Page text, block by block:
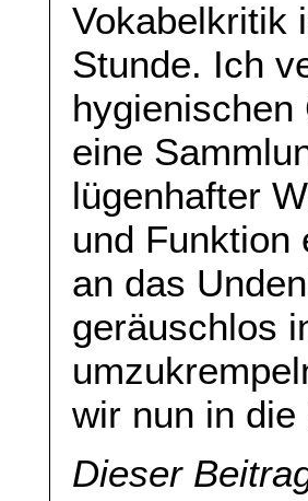
Vokabelkritik
Stunde. Ich
hygienischen
eine
lügenhafter
und Funktion
an das
geräuschlos
wir nun in
Dieser